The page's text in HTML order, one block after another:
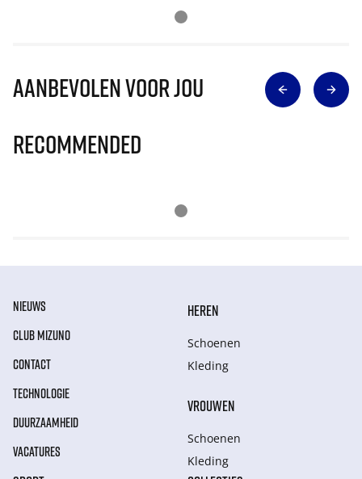
Aanbevolen voor jou
Recommended
NIEUWS
CLUB MIZUNO
CONTACT
TECHNOLOGIE
DUURZAAMHEID
VACATURES
HEREN
Schoenen
Kleding
VROUWEN
Schoenen
Kleding